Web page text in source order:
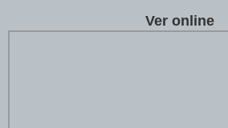
Ver online